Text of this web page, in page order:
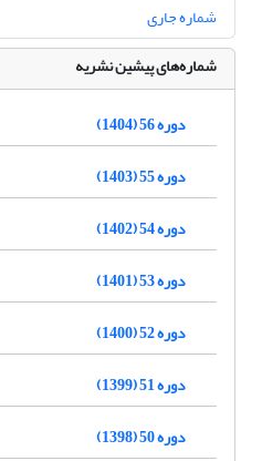
شماره جاری
شماره‌های پیشین نشریه
دوره 56 (1404)
دوره 55 (1403)
دوره 54 (1402)
دوره 53 (1401)
دوره 52 (1400)
دوره 51 (1399)
دوره 50 (1398)